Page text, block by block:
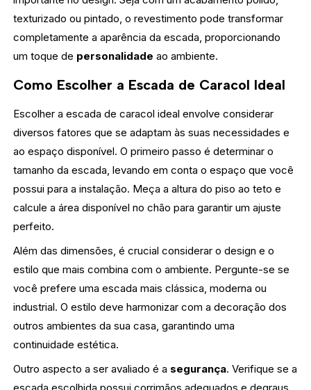
texturizado ou pintado, o revestimento pode transformar
completamente a aparência da escada, proporcionando
um toque de personalidade ao ambiente.
Como Escolher a Escada de Caracol Ideal
Escolher a escada de caracol ideal envolve considerar
diversos fatores que se adaptam às suas necessidades e
ao espaço disponível. O primeiro passo é determinar o
tamanho da escada, levando em conta o espaço que você
possui para a instalação. Meça a altura do piso ao teto e
calcule a área disponível no chão para garantir um ajuste
perfeito.
Além das dimensões, é crucial considerar o design e o
estilo que mais combina com o ambiente. Pergunte-se se
você prefere uma escada mais clássica, moderna ou
industrial. O estilo deve harmonizar com a decoração dos
outros ambientes da sua casa, garantindo uma
continuidade estética.
Outro aspecto a ser avaliado é a segurança. Verifique se a